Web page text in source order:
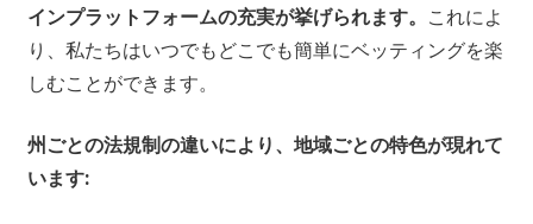
インプラットフォームの充実が挙げられます。 これによ
り、私たちはいつでもどこでも簡単にベッティングを楽
しむことができます。
州ごとの法規制の違いにより、地域ごとの特色が現れて
います: